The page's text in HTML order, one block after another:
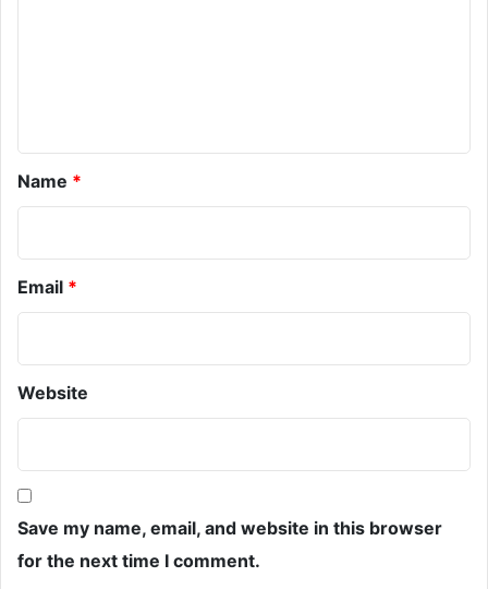
Name *
Email *
Website
Save my name, email, and website in this browser
for the next time I comment.